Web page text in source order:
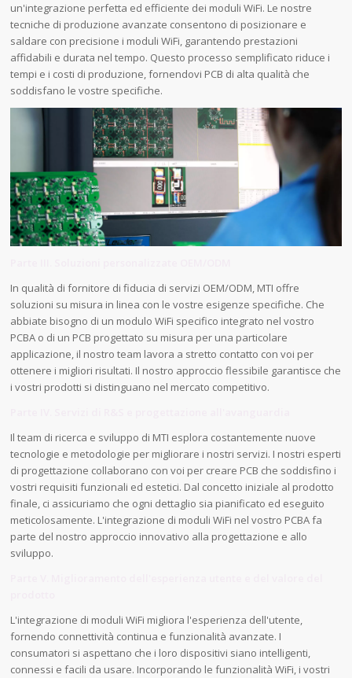
un'integrazione perfetta ed efficiente dei moduli WiFi. Le nostre
tecniche di produzione avanzate consentono di posizionare e
saldare con precisione i moduli WiFi, garantendo prestazioni
affidabili e durata nel tempo. Questo processo semplificato riduce i
tempi e i costi di produzione, fornendovi PCB di alta qualità che
soddisfano le vostre specifiche.
In qualità di fornitore di fiducia di servizi OEM/ODM, MTI offre
soluzioni su misura in linea con le vostre esigenze specifiche. Che
abbiate bisogno di un modulo WiFi specifico integrato nel vostro
PCBA o di un PCB progettato su misura per una particolare
applicazione, il nostro team lavora a stretto contatto con voi per
ottenere i migliori risultati. Il nostro approccio flessibile garantisce che
i vostri prodotti si distinguano nel mercato competitivo.
Il team di ricerca e sviluppo di MTI esplora costantemente nuove
tecnologie e metodologie per migliorare i nostri servizi. I nostri esperti
di progettazione collaborano con voi per creare PCB che soddisfino i
vostri requisiti funzionali ed estetici. Dal concetto iniziale al prodotto
finale, ci assicuriamo che ogni dettaglio sia pianificato ed eseguito
meticolosamente. L'integrazione di moduli WiFi nel vostro PCBA fa
parte del nostro approccio innovativo alla progettazione e allo
sviluppo.
L'integrazione di moduli WiFi migliora l'esperienza dell'utente,
fornendo connettività continua e funzionalità avanzate. I
consumatori si aspettano che i loro dispositivi siano intelligenti,
connessi e facili da usare. Incorporando le funzionalità WiFi, i vostri